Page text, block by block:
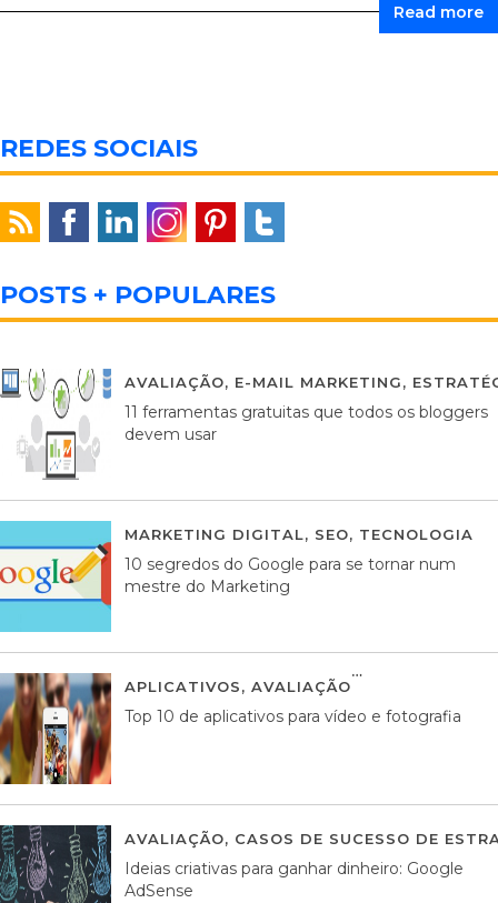
Read more
REDES SOCIAIS
POSTS + POPULARES
AVALIAÇÃO, E-MAIL MARKETING,
11 ferramentas gratuitas que todos os bloggers
devem usar
MARKETING DIGITAL, SEO, TECNOLOGIA
10 segredos do Google para se tornar num
mestre do Marketing
APLICATIVOS, AVALIAÇÃO
Top 10 de aplicativos para vídeo e fotografia
AVALIAÇÃO, CASOS DE SUCESSO DE
Ideias criativas para ganhar dinheiro: Google
AdSense